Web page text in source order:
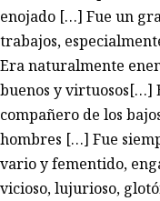
enojado […] Fue un
trabajos,
Era naturalmente
buenos y virtuosos[…]
compañero de los
hombres […] Fue
vario y fementido,
vicioso, lujurioso,